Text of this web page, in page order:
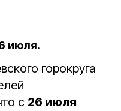
июля.
горокруга
с 26 июля